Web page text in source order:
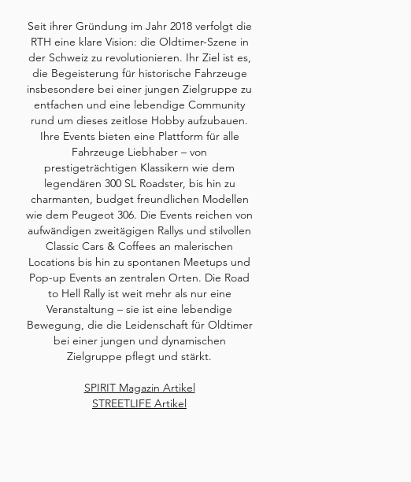
Seit ihrer Gründung im Jahr 2018 verfolgt die
RTH eine klare Vision: die Oldtimer-Szene in
der Schweiz zu revolutionieren. Ihr Ziel ist es,
die Begeisterung für historische Fahrzeuge
insbesondere bei einer jungen Zielgruppe zu
entfachen und eine lebendige Community
rund um dieses zeitlose Hobby aufzubauen.
Ihre Events bieten eine Plattform für alle
Fahrzeuge Liebhaber – von
prestigeträchtigen Klassikern wie dem
legendären 300 SL Roadster, bis hin zu
charmanten, budget freundlichen Modellen
wie dem Peugeot 306. Die Events reichen von
aufwändigen zweitägigen Rallys und stilvollen
Classic Cars & Coffees an malerischen
Locations bis hin zu spontanen Meetups und
Pop-up Events an zentralen Orten. Die Road
to Hell Rally ist weit mehr als nur eine
Veranstaltung – sie ist eine lebendige
Bewegung, die die Leidenschaft für Oldtimer
bei einer jungen und dynamischen
Zielgruppe pflegt und stärkt.
SPIRIT Magazin Artikel
STREETLIFE Artikel